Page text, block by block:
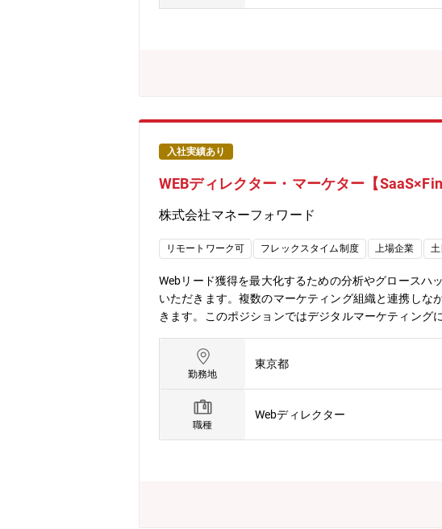
行に求められる姿勢・人物像】・コミュニケーション
ムを導き、プロジェクトを成功に導くリーダーシッ
メッセージ】 楽器・音楽を軸とした顧客向けインタ
入社実績あり
WEBディレクター・マーケター【
株式会社マネーフォワード
リモートワーク可 フレックスタイム制度 上場企業
Webリード獲得を最大化するための分析やグロースハ
いただきます。複数のマーケティング組織と連携し
きます。このポジションではデジタルマーケティング
成長中のプロダクトと組織の中で、裁量と責任をも
良い施策をお客様に届けるために建設的な議論がで
ックオフィス」の方々が持つ、様々な課題解決に貢
ーフォワード クラウド」を事業者向けに提供してい
務に取り組んでいます。今回の募集では、急成長を
ハック、新規ページ作成、などを中心とした新規ユー
勤務地
東京都
職種
Webディレクター